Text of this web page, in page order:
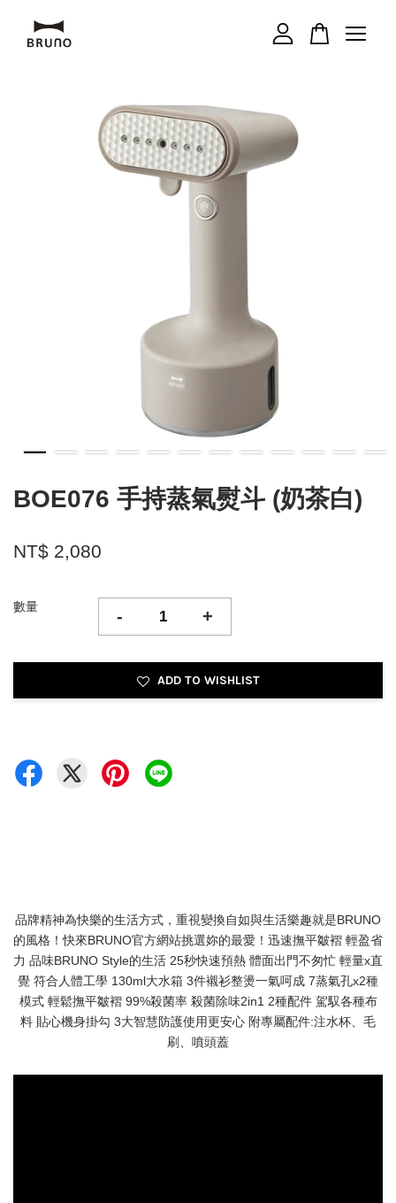
BOE076 手持蒸氣熨斗 (奶茶白)
NT$ 2,080
數量 - +
ADD TO WISHLIST
品牌精神為快樂的生活方式，重視變換自如與生活樂趣就是BRUNO
的風格！快來BRUNO官方網站挑選妳的最愛！迅速撫平皺褶 輕盈省
力 品味BRUNO Style的生活 25秒快速預熱 體面出門不匆忙 輕量x直
覺 符合人體工學 130ml大水箱 3件襯衫整燙一氣呵成 7蒸氣孔x2種
模式 輕鬆撫平皺褶 99%殺菌率 殺菌除味2in1 2種配件 駕馭各種布
料 貼心機身掛勾 3大智慧防護使用更安心 附專屬配件:注水杯、毛
刷、噴頭蓋
繼續購物